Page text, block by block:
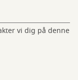
vi dig på denne